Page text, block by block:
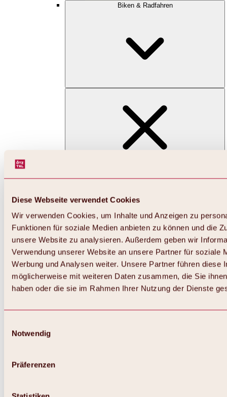
Diese Webseite verwendet Cookies
Wir verwenden Cookies, um Inhalte und Anzeigen zu
Funktionen für soziale Medien anbieten zu können und die
unsere Website zu analysieren. Außerdem geben wir
Verwendung unserer Website an unsere Partner für soziale
Werbung und Analysen weiter. Unsere Partner führen diese
möglicherweise mit weiteren Daten zusammen, die Sie
haben oder die sie im Rahmen Ihrer Nutzung der Dienste
Notwendig
Präferenzen
Biken & Radfahren